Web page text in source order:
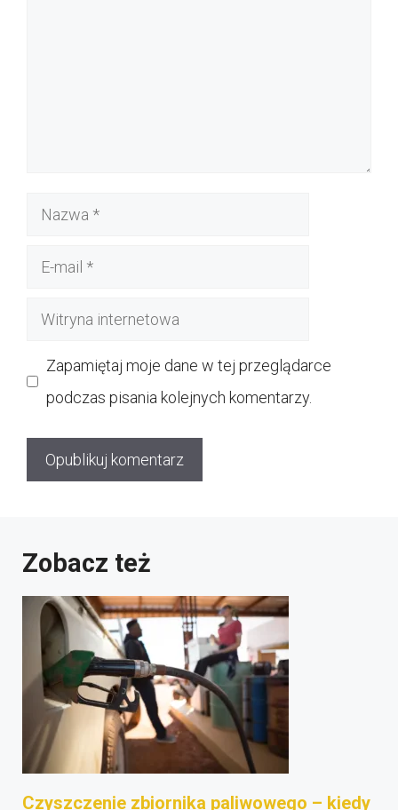
Nazwa
Witryna
Zapamiętaj moje dane w tej przeglądarce
podczas pisania kolejnych komentarzy.
Zobacz też
Czyszczenie zbiornika paliwowego – kiedy